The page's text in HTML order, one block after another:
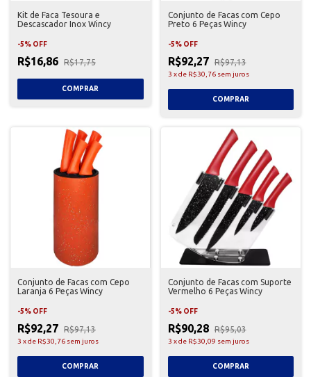
Kit de Faca Tesoura e
Descascador Inox Wincy
-5% OFF
R$16,86 R$17,75
Conjunto de Facas com Cepo
Preto 6 Peças Wincy
-5% OFF
R$92,27 R$97,13
3 xde R$30,76 sem juros
Conjunto de Facas com Cepo
Laranja 6 Peças Wincy
-5% OFF
R$92,27 R$97,13
3 xde R$30,76 sem juros
Conjunto de Facas com Suporte
Vermelho 6 Peças Wincy
-5% OFF
R$90,28 R$95,03
3 xde R$30,09 sem juros